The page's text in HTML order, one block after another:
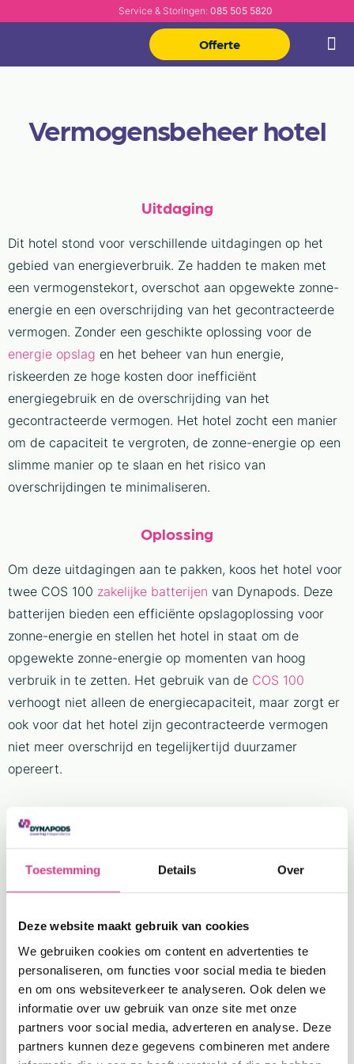
Toestemming Details Over
Deze website maakt gebruik van cookies
We gebruiken cookies om content en advertenties te
personaliseren, om functies voor social media te bieden
en om ons websiteverkeer te analyseren. Ook delen we
informatie over uw gebruik van onze site met onze
partners voor social media, adverteren en analyse. Deze
partners kunnen deze gegevens combineren met andere
Service & Storingen: 085 505 5820
Offerte
Vermogensbeheer hotel
Uitdaging
Dit hotel stond voor verschillende uitdagingen op het
gebied van energieverbruik. Ze hadden te maken met
een vermogenstekort, overschot aan opgewekte zonne-
energie en een overschrijding van het gecontracteerde
vermogen. Zonder een geschikte oplossing voor de
energie opslag en het beheer van hun energie,
riskeerden ze hoge kosten door inefficiënt
energiegebruik en de overschrijding van het
gecontracteerde vermogen. Het hotel zocht een manier
om de capaciteit te vergroten, de zonne-energie op een
slimme manier op te slaan en het risico van
overschrijdingen te minimaliseren.
Oplossing
Om deze uitdagingen aan te pakken, koos het hotel voor
twee COS 100 zakelijke batterijen van Dynapods. Deze
batterijen bieden een efficiënte opslagoplossing voor
zonne-energie en stellen het hotel in staat om de
opgewekte zonne-energie op momenten van hoog
verbruik in te zetten. Het gebruik van de COS 100
verhoogt niet alleen de energiecapaciteit, maar zorgt er
ook voor dat het hotel zijn gecontracteerde vermogen
niet meer overschrijd en tegelijkertijd duurzamer
opereert.
op maat
Benieuwd of DynaPods
een interessante
oplossing voor jou is?